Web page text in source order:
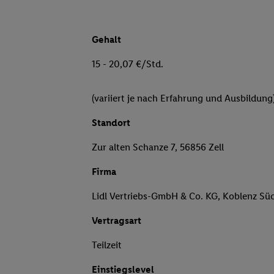
Gehalt
15 - 20,07 €/Std.
(variiert je nach Erfahrung und
Standort
Zur alten Schanze 7, 56856 Zell
Firma
Lidl Vertriebs-GmbH & Co. KG, Koblenz
Vertragsart
Teilzeit
Einstiegslevel